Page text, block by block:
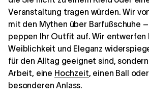
Veranstaltung tragen würden. Wir
mit den Mythen über Barfußschuhe
peppen Ihr Outfit auf. Wir entwerfen
Weiblichkeit und Eleganz
für den Alltag geeignet sind,
Arbeit, eine Hochzeit , einen Ball
besonderen Anlass.